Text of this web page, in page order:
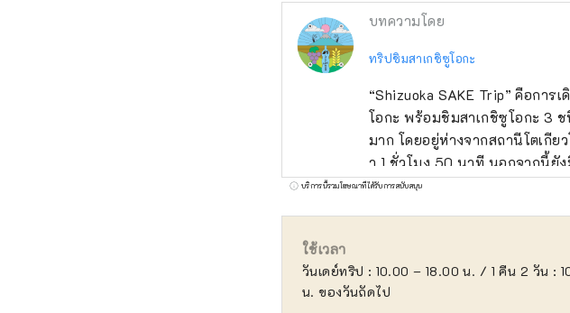
บทความโดย
ทริปชิมสาเกชิซูโอกะ
“Shizuoka SAKE Trip” คือกา
โอกะ พร้อมชิมสาเกชิซูโอกะ 3
มาก โดยอยู่ห่างจากสถานีโตเกีย
า 1 ชั่วโมง 50 นาที นอกจากนี้ยั
คุณที่สถานีรถไฟชิซูโอกะด้วยรถบั
บริการนี้รวมโฆษณาที่ได้รับการสนับสนุน
ใช้เวลา
วันเดย์ทริป : 10.00 – 18.00 น. / 1 ​​คืน 2 วัน :
น. ของวันถัดไป